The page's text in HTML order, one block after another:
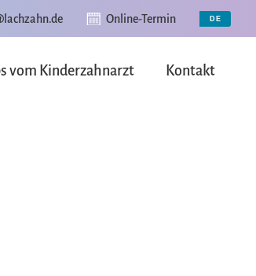
Online-Termin
vom Kinderzahnarzt Kontakt